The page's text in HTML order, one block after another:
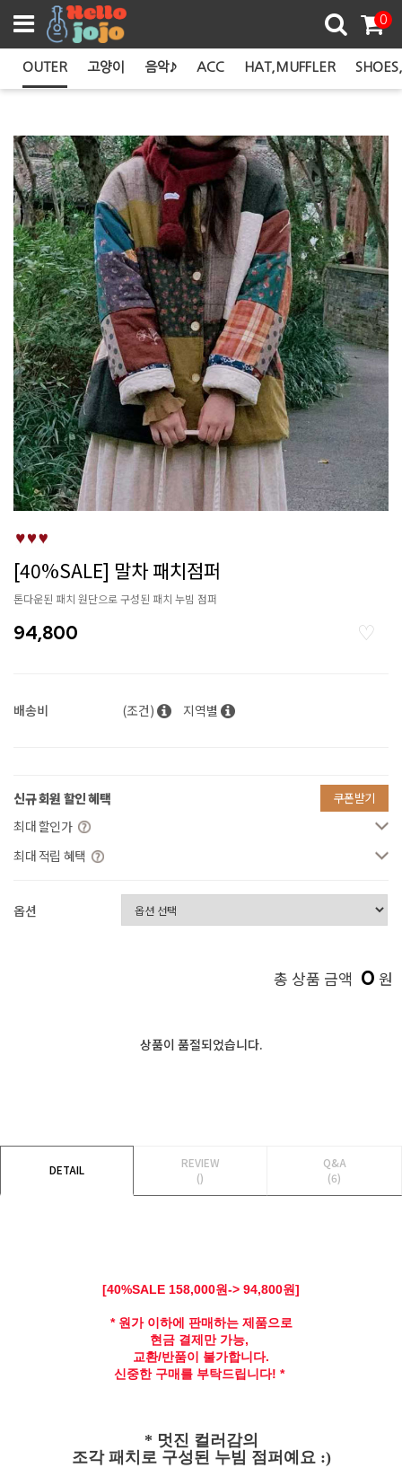
0
OUTER 고양이 음악♪ ACC HAT,MUFFLER
[40%SALE] 말차 패치점퍼
톤다운된 패치 원단으로 구성된 패치 누빔 점퍼
94,800
배송비 (조건) 지역별
신규 회원 할인 혜택 쿠폰받기
최대 할인가
최대 적립 혜택
옵션
총 상품 금액 0 원
상품이 품절되었습니다.
DETAIL
REVIEW
()
Q&A
(6)
[40%SALE 158,000원-> 94,800원]
* 원가 이하에 판매하는 제품으로
현금 결제만 가능,
교환/반품이 불가합니다.
신중한 구매를 부탁드립니다! *
* 멋진 컬러감의
조각 패치로 구성된 누빔 점퍼예요 :)